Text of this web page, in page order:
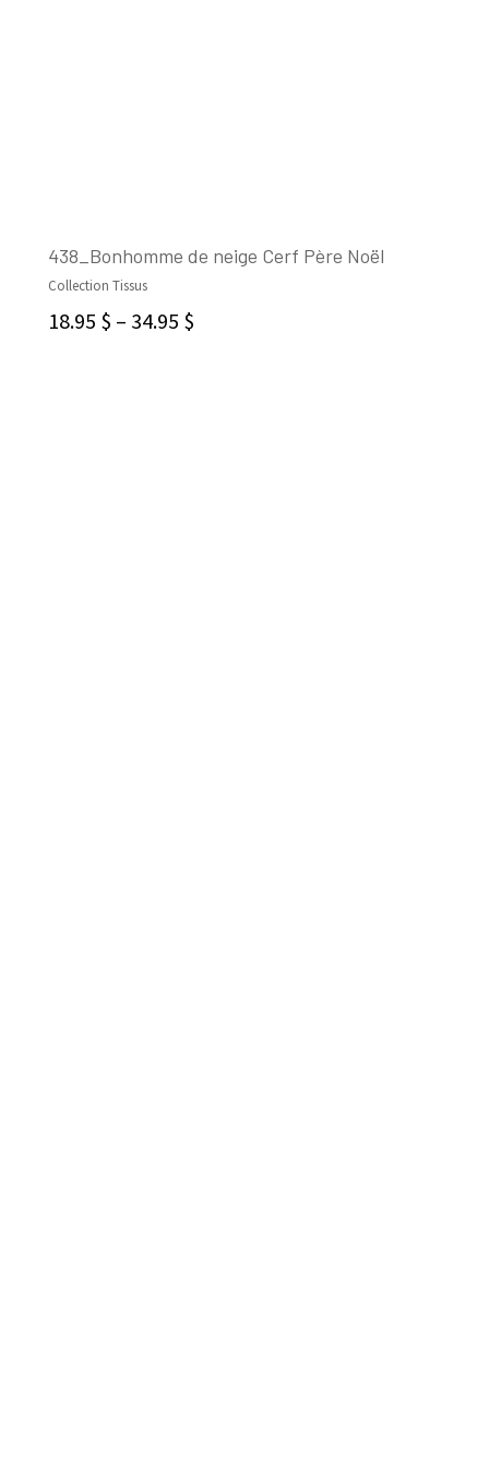
438_Bonhomme de neige Cerf Père Noël
Collection Tissus
18.95 $ – 34.95 $